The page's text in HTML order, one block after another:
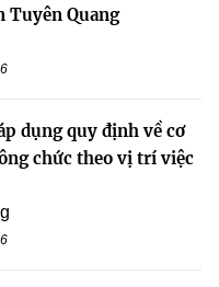
Tuyên Quang
dụng quy định về cơ
chức theo vị trí việc